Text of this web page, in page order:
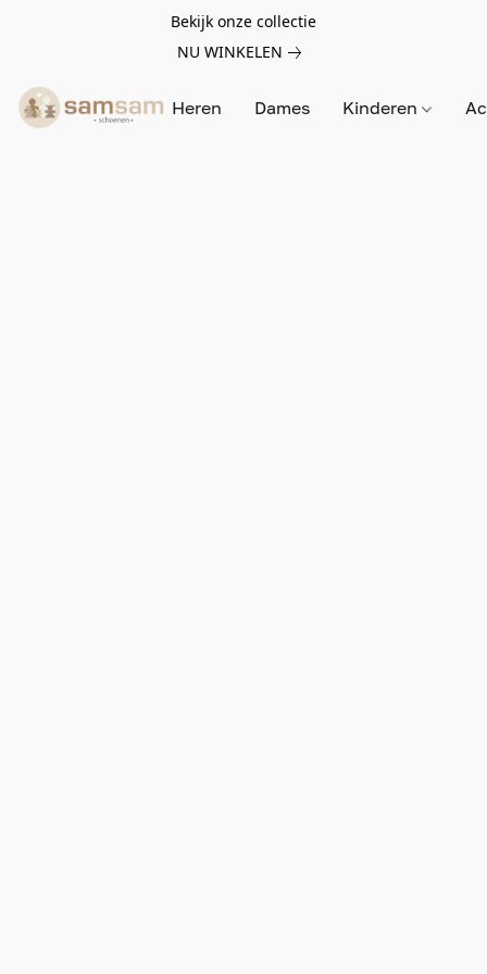
Bekijk onze collectie
NU WINKELEN
Heren Dames Kinderen